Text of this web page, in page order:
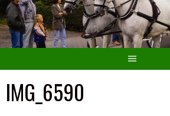
IMG_6590